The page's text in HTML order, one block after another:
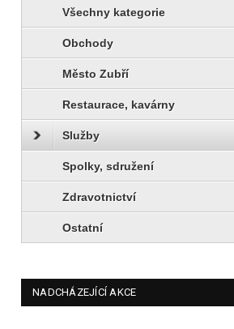
Všechny kategorie
Obchody
Město Zubří
Restaurace, kavárny
Služby
Spolky, sdružení
Zdravotnictví
Ostatní
NADCHÁZEJÍCÍ AKCE